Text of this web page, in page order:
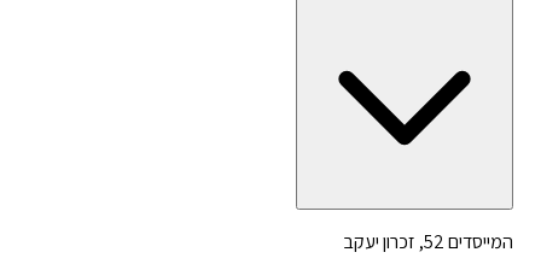
המייסדים 52, זכרון יעקב